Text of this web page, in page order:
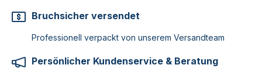
Bruchsicher versendet
Professionell verpackt von unserem Versandteam
Persönlicher Kundenservice & Beratung